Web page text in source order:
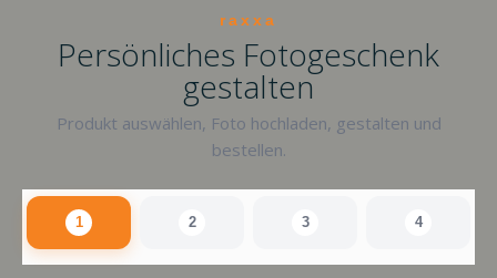
raxxa
Persönliches Fotogeschenk
gestalten
Produkt auswählen, Foto hochladen, gestalten und
bestellen.
1 2 3 4